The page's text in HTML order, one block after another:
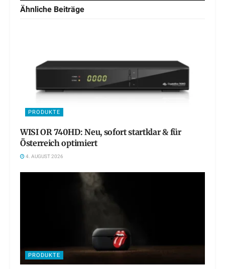
Ähnliche Beiträge
PRODUKTE
WISI OR 740HD: Neu, sofort startklar & für
Österreich optimiert
4. AUGUST 2026
PRODUKTE